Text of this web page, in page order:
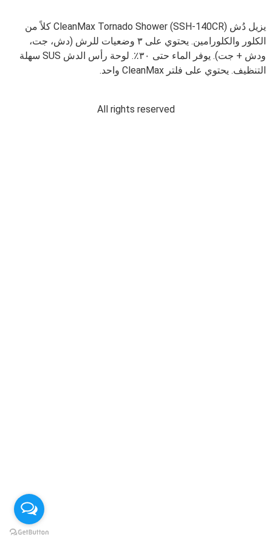
يزيل دُش (CleanMax Tornado Shower (SSH-140CR كلاً من
الكلور والكلورامين. يحتوي على ٣ وضعيات للرش (دش، جت،
ودش + جت). يوفر الماء حتى ٣٠٪. لوحة رأس الدش SUS سهلة
التنظيف. يحتوي على فلتر CleanMax واحد.
All rights reserved